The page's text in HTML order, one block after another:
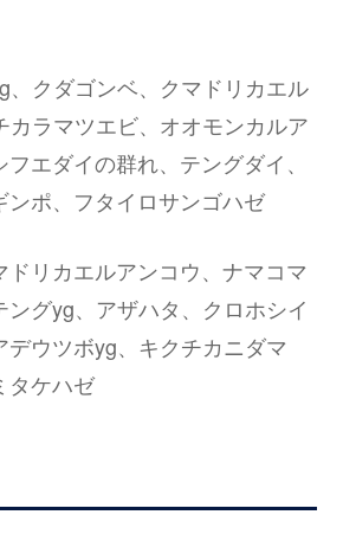
、クダゴンベ、クマドリカエル
カラマツエビ、オオモンカルア
エダイの群れ、テングダイ、
ンポ、フタイロサンゴハゼ
ドリカエルアンコウ、ナマコマ
グyg、アザハタ、クロホシイ
デウツボyg、キクチカニダマ
タケハゼ